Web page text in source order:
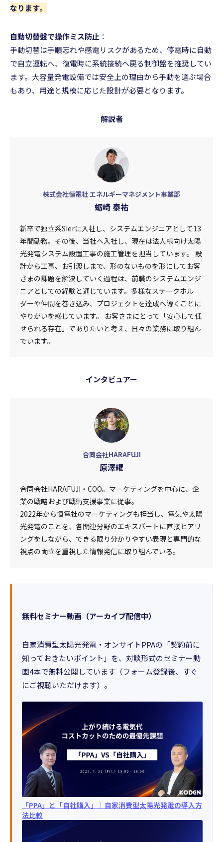
なります。
自動切替盤で操作ミス防止 ：
手動切替は手順忘れや感電リスクがあるため、停電時に自動
で自立運転へ、復電時に系統接続へ戻る制御盤を推奨してい
ます。大容量発電設備では安全上の理由から手動を選ぶ場合
もあり、用途と規模に応じた設計が必要となります。
解説者
株式会社恒電社 エネルギーマネジメント事業部
蛎崎 泰祐
新卒で独立系SIerに入社し、システムエンジニアとして13
年間勤務。その後、当社へ入社し、現在は法人様向け太陽
光発電システム設置工事の施工管理を担当しています。 設
計から工事、お引渡しまで、形のないものを形にしてお客
さまの課題を解決していく過程は、前職のシステムエンジ
ニアとしての経験と通じています。多様なステークホル
ダーや仲間を巻き込み、プロジェクトを達成へ導くことに
やりがいを感じています。 お客さまにとって「安心して任
せられる存在」でありたいと考え、日々の業務に取り組ん
でいます。
インタビュアー
合同会社HARAFUJI
原澤耀
合同会社HARAFUJI・COO。マーケティングを中心に、企
業の戦略および戦術支援事業に従事。
2022年から恒電社のマーケティングも担当し、電気や太陽
光発電のことを、各関連分野のエキスパートに直接ヒアリ
ングをしながら、できる限り分かりやすい表現と専門的な
視点の両立を重視した情報発信に取り組んでいる。
無料セミナー動画（アーカイブ配信中）
自家消費型太陽光発電・オンサイトPPAの「契約前に
知っておきたいポイント」を、対談形式のセミナー動
画4本で無料公開しています（フォーム登録後、すぐ
にご視聴いただけます）。
「PPA」と「自社購入」｜自家消費型太陽光発電の導入方
法比較